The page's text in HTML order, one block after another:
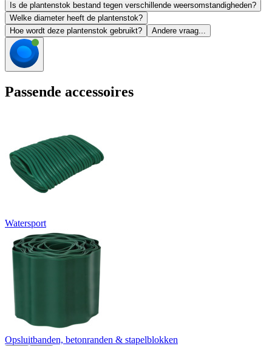
Is de plantenstok bestand tegen verschillende weersomstandigheden?
Welke diameter heeft de plantenstok?
Hoe wordt deze plantenstok gebruikt?
Andere vraag...
Passende accessoires
Watersport
Opsluitbanden, betonranden & stapelblokken